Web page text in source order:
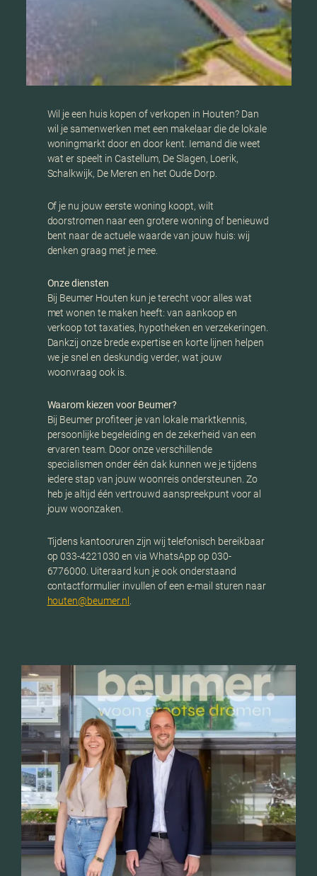
Wil je een huis kopen of verkopen in Houten? Dan
wil je samenwerken met een makelaar die de lokale
woningmarkt door en door kent. Iemand die weet
wat er speelt in Castellum, De Slagen, Loerik,
Schalkwijk, De Meren en het Oude Dorp.
Of je nu jouw eerste woning koopt, wilt
doorstromen naar een grotere woning of benieuwd
bent naar de actuele waarde van jouw huis: wij
denken graag met je mee.
Onze diensten
Bij Beumer Houten kun je terecht voor alles wat
met wonen te maken heeft: van aankoop en
verkoop tot taxaties, hypotheken en verzekeringen.
Dankzij onze brede expertise en korte lijnen helpen
we je snel en deskundig verder, wat jouw
woonvraag ook is.
Waarom kiezen voor Beumer?
Bij Beumer profiteer je van lokale marktkennis,
persoonlijke begeleiding en de zekerheid van een
ervaren team. Door onze verschillende
specialismen onder één dak kunnen we je tijdens
iedere stap van jouw woonreis ondersteunen. Zo
heb je altijd één vertrouwd aanspreekpunt voor al
jouw woonzaken.
Tijdens kantooruren zijn wij telefonisch bereikbaar
op 033-4221030 en via WhatsApp op 030-
6776000. Uiteraard kun je ook onderstaand
contactformulier invullen of een e-mail sturen naar
houten@beumer.nl .